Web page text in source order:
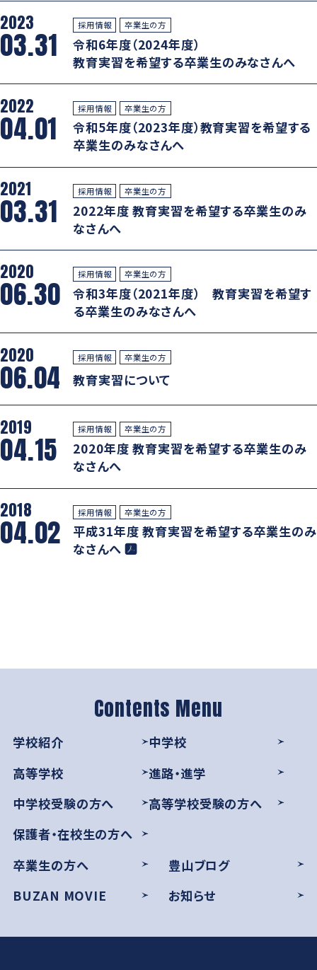
学則
2023
03.31
採用情報 卒業生の方
令和6年度（2024年度）
教育実習を希望する卒業生のみなさんへ
2022
04.01
採用情報 卒業生の方
令和5年度（2023年度）教育実習を希望する
卒業生のみなさんへ
2021
03.31
採用情報 卒業生の方
2022年度 教育実習を希望する卒業生のみ
なさんへ
2020
06.30
採用情報 卒業生の方
令和3年度（2021年度） 教育実習を希望す
る卒業生のみなさんへ
2020
06.04
採用情報 卒業生の方
教育実習について
2019
04.15
採用情報 卒業生の方
2020年度 教育実習を希望する卒業生のみ
なさんへ
2018
04.02
採用情報 卒業生の方
平成31年度 教育実習を希望する卒業生のみ
なさんへ
学校紹介
中学校
高等学校
進路・進学
中学校受験の方へ
高等学校受験の方へ
保護者・在校生の方へ
卒業生の方へ
豊山ブログ
BUZAN MOVIE
お知らせ